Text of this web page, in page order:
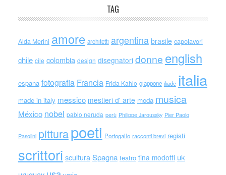
TAG
Alda Merini amore architetti argentina brasile capolavori
chile cile colombia design disegnatori donne english
espana fotografia Francia Frida Kahlo giappone iliade italia
made in italy messico mestieri d' arte moda musica
México nobel pablo neruda perù Philippe Jaroussky Pier Paolo
Pasolini pitturapoeti Portogallo racconti brevi registi
scrittori scultura Spagna teatro tina modotti uk